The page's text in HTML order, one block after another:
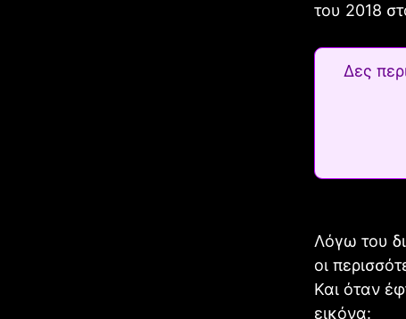
του 2018
Δες
Λόγω του
οι
Και όταν
εικόνα: